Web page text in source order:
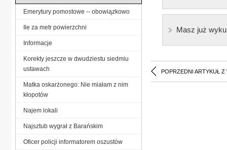
Masz już
POPRZEDNI ARTYKUŁ Z
Emerytury pomostowe -- obowiązkowo
Ile za metr powierzchni
Informacje
Korekty jeszcze w dwudziestu siedmiu
ustawach
Matka oskarżonego: Nie miałam z nim
kłopotów
Najem lokali
Najsztub wygrał z Barańskim
Oficer policji informatorem oszustów